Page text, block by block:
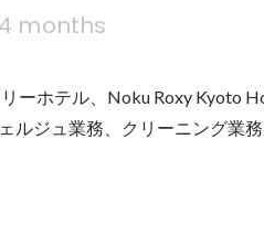
4 months
ーホテル、Noku Roxy Kyoto
ルジュ業務、クリーニング業